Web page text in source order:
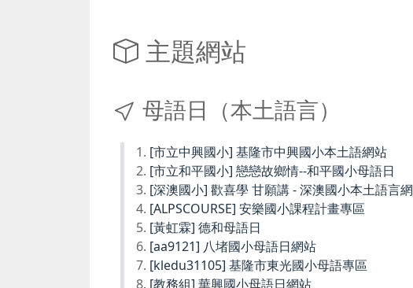
主題網站
母語日（本土語言）
[市立中興國小] 基隆市中興國小本土語網站
[市立和平國小] 戀戀故鄉情--和平國小母語日
[深澳國小] 歡喜學 甘願講 - 深澳國小本土語言網
[ALPSCOURSE] 安樂國小課程計畫專區
[黃虹霖] 德和母語日
[aa9121] 八堵國小母語日網站
[kledu31105] 基隆市東光國小母語專區
[教務組] 華興國小母語日網站